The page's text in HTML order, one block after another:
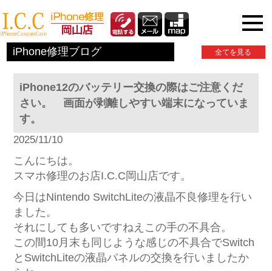
iPhone修理ブログ 全てを見る
iPhone12のバッテリー交換の際はご注意くだ
さい。 画面が剥離しやすい端末になっていま
す。
2025/11/10
こんにちは。
スマホ修理のお店I.C.C岡山店です。
今日はNintendo SwitchLiteの液晶不良修理を行い
ました。
それにしても多いですねえこの手の不具合。
この間10月末も同じような感じの不具合でSwitch
とSwitchLiteの液晶パネルの交換を行いましたか